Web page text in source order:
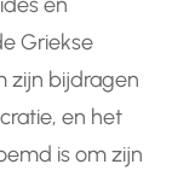
Griekse
zijn bijdragen
en het
is om zijn